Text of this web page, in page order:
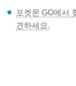
포켓몬 GO에서
견하세요.